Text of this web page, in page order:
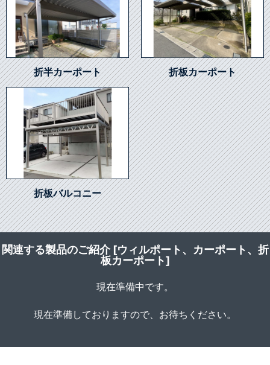
折半カーポート 折板カーポート
折板バルコニー
関連する製品のご紹介 [ウィルポート、カーポート、折
板カーポート]
現在準備中です。
現在準備しておりますので、お待ちください。